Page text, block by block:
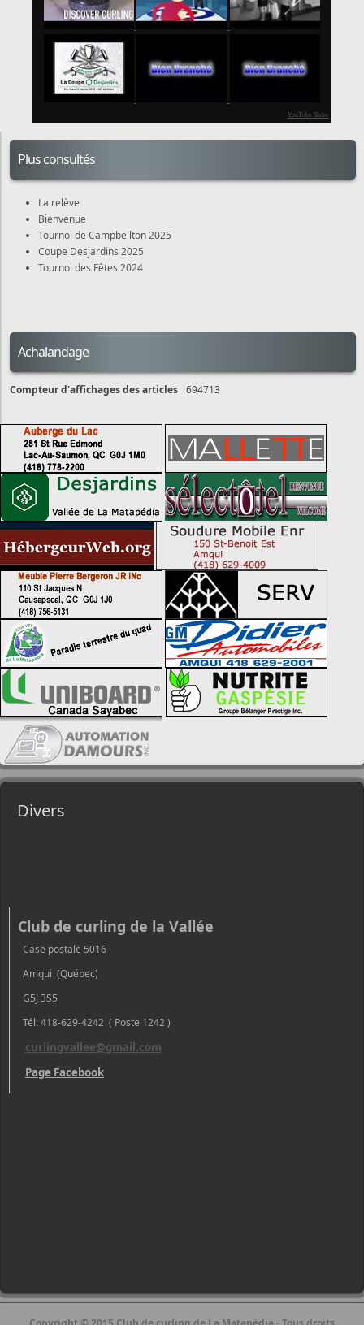
YouTube Slider
Plus consultés
La relève
Bienvenue
Tournoi de Campbellton 2025
Coupe Desjardins 2025
Tournoi des Fêtes 2024
Achalandage
Compteur d'affichages des articles 694713
Divers
Club de curling de la Vallée
Case postale 5016
Amqui (Québec)
G5J 3S5
Tél: 418-629-4242 ( Poste 1242 )
curlingvallee@gmail.com
Page Facebook